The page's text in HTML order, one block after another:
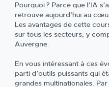
Pourquoi ? Parce que l’IA
retrouve aujourd’hui au
Les avantages de cette
sur tous les secteurs, y
Auvergne.
En vous intéressant à ces
parti d’outils puissants qui
grandes multinationales.